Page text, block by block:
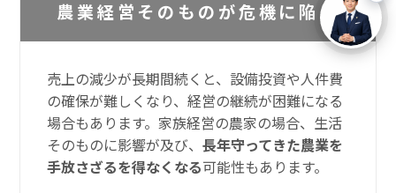
農業経営そのものが危機に陥る
売上の減少が長期間続くと、設備投資や人件費
の確保が難しくなり、経営の継続が困難になる
場合もあります。家族経営の農家の場合、生活
そのものに影響が及び、長年守ってきた農業を
手放さざるを得なくなる可能性もあります。